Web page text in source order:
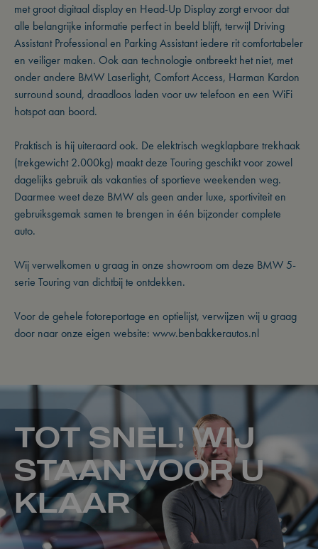
met groot digitaal display en Head-Up Display zorgt ervoor dat
alle belangrijke informatie perfect in beeld blijft, terwijl Driving
Assistant Professional en Parking Assistant iedere rit comfortabeler
en veiliger maken. Ook aan technologie ontbreekt het niet, met
onder andere BMW Laserlight, Comfort Access, Harman Kardon
surround sound, draadloos laden voor uw telefoon en een WiFi
hotspot aan boord.
Praktisch is hij uiteraard ook. De elektrisch wegklapbare trekhaak
(trekgewicht 2.000kg) maakt deze Touring geschikt voor zowel
dagelijks gebruik als vakanties of sportieve weekenden weg.
Daarmee weet deze BMW als geen ander luxe, sportiviteit en
gebruiksgemak samen te brengen in één bijzonder complete
auto.
Wij verwelkomen u graag in onze showroom om deze BMW 5-
serie Touring van dichtbij te ontdekken.
Voor de gehele fotoreportage en optielijst, verwijzen wij u graag
door naar onze eigen website: www.benbakkerautos.nl
TOT SNEL! WIJ
STAAN VOOR U
KLAAR